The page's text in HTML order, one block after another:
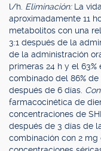
l/h. Eliminación: La
aproximadamente 11
metabolitos con una
3:1 después de la
de la administración
primeras 24 h y el
combinado del 86%
después de 6 días.
farmacocinética de
concentraciones de
después de 3 días de
combinación con 2